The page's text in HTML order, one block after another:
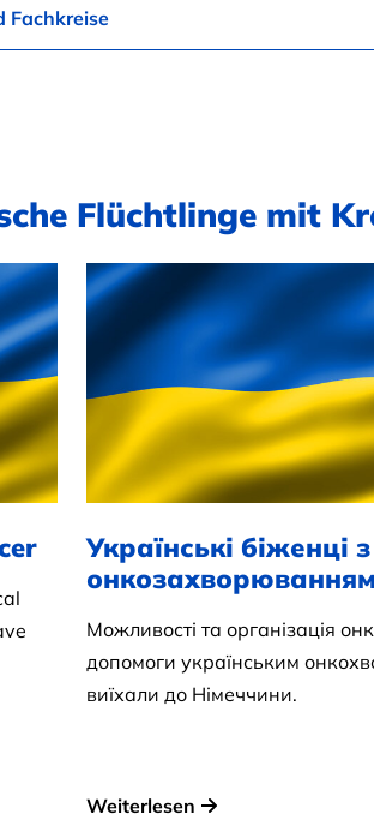
Fachkreise
Flüchtlinge mit
Українські біженці з
Можливості та організація
допомоги українським
виїхали до Німеччини.
Weiterlesen